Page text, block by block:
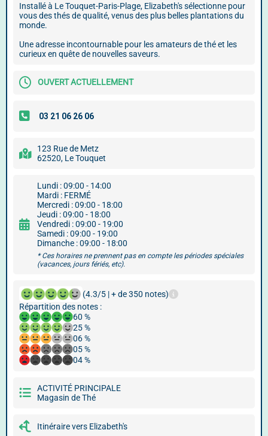
Installé à Le Touquet-Paris-Plage, Elizabeth's sélectionne pour
vous des thés de qualité, venus des plus belles plantations du
monde.
Une adresse incontournable pour les amateurs de thé et les
curieux en quête de nouvelles saveurs.
OUVERT ACTUELLEMENT
123 Rue de Metz
62520, Le Touquet
Lundi : 09:00 - 14:00
Mardi : FERMÉ
Mercredi : 09:00 - 18:00
Jeudi : 09:00 - 18:00
Vendredi : 09:00 - 19:00
Samedi : 09:00 - 19:00
Dimanche : 09:00 - 18:00
* Ces horaires ne prennent pas en compte les périodes spéciales
(vacances, jours fériés, etc).
(4.3/5 | + de 350 notes)
Répartition des notes :
60 %
25 %
06 %
05 %
04 %
ACTIVITÉ PRINCIPALE
Magasin de Thé
Itinéraire vers Elizabeth's